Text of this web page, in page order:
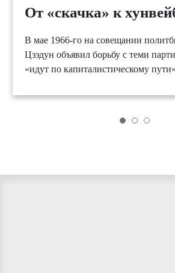
От «скачка» к
В мае 1966-го на совещании
Цзэдун объявил борьбу с теми
«идут по капиталистическому